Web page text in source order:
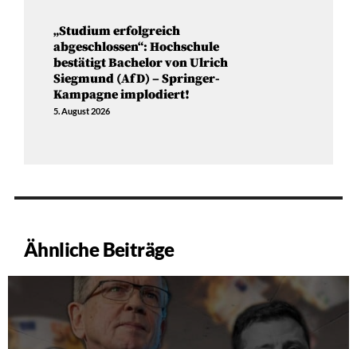
„Studium erfolgreich
abgeschlossen“: Hochschule
bestätigt Bachelor von Ulrich
Siegmund (AfD) – Springer-
Kampagne implodiert!
5. August 2026
Ähnliche Beiträge